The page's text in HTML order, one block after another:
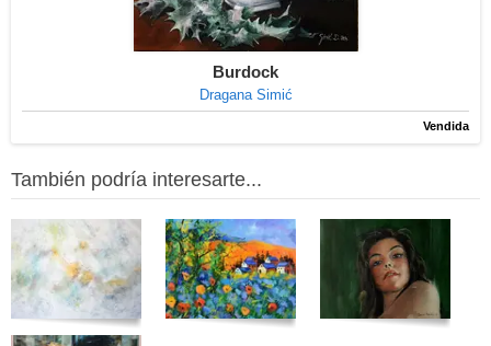
Burdock
Dragana Simić
Vendida
También podría interesarte...